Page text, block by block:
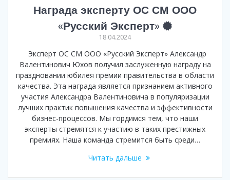
Награда эксперту ОС СМ ООО
«Русский Эксперт»
18.04.2024
Эксперт ОС СМ ООО «Русский Эксперт» Александр
Валентинович Юхов получил заслуженную награду на
праздновании юбилея премии правительства в области
качества. Эта награда является признанием активного
участия Александра Валентиновича в популяризации
лучших практик повышения качества и эффективности
бизнес-процессов. Мы гордимся тем, что наши
эксперты стремятся к участию в таких престижных
премиях. Наша команда стремится быть среди…
Читать дальше